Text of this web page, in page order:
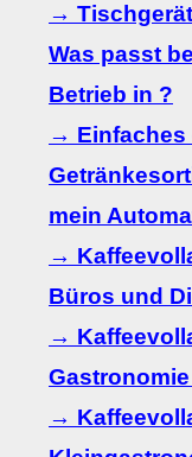
→
Was passt
Betrieb in ?
→ Einfaches
mein
→
Büros und
→
→